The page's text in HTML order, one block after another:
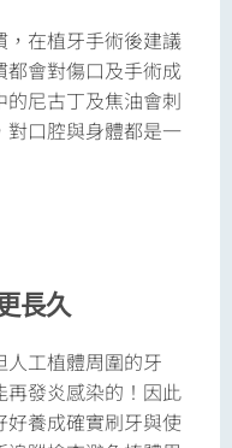
在植牙手術後建議
都會對傷口及手術成
尼古丁及焦油會刺
口腔與身體都是一
長久
工植體周圍的牙
發炎感染的！因此
好養成確實刷牙與使